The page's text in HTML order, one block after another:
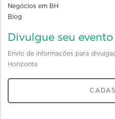
Negócios em BH
Blog
Divulgue seu evento
Envio de informações para
Horizonte